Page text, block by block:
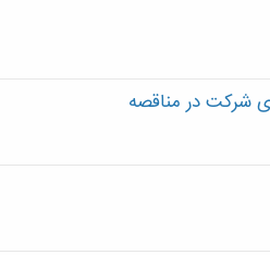
شرکت در مناقصه